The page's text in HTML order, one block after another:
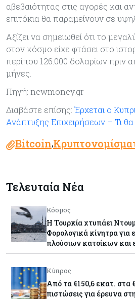
αβεβαιότητας στις αγορές και
επιτόκια θα παραμείνουν σε
Αξίζει να σημειωθεί ότι το
στον κόσμο είχε φτάσει στο
περίπου 126.000 δολαρίων πριν
μήνες.
Πηγή: newmoney.gr
Διαβάστε επίσης: Έρχεται ο
Ανάπτυξης Επιχειρήσεων – Τι θα
Bitcoin,
Τελευταία Νέα
Κόσμος
Η Τουρκία χτυπάει
Φορολογικά κίνητρα για
πλούσιων κατοίκων
Κύπρος
Από τα €150,6 εκατ. στα
πιστώσεις για έρευνα